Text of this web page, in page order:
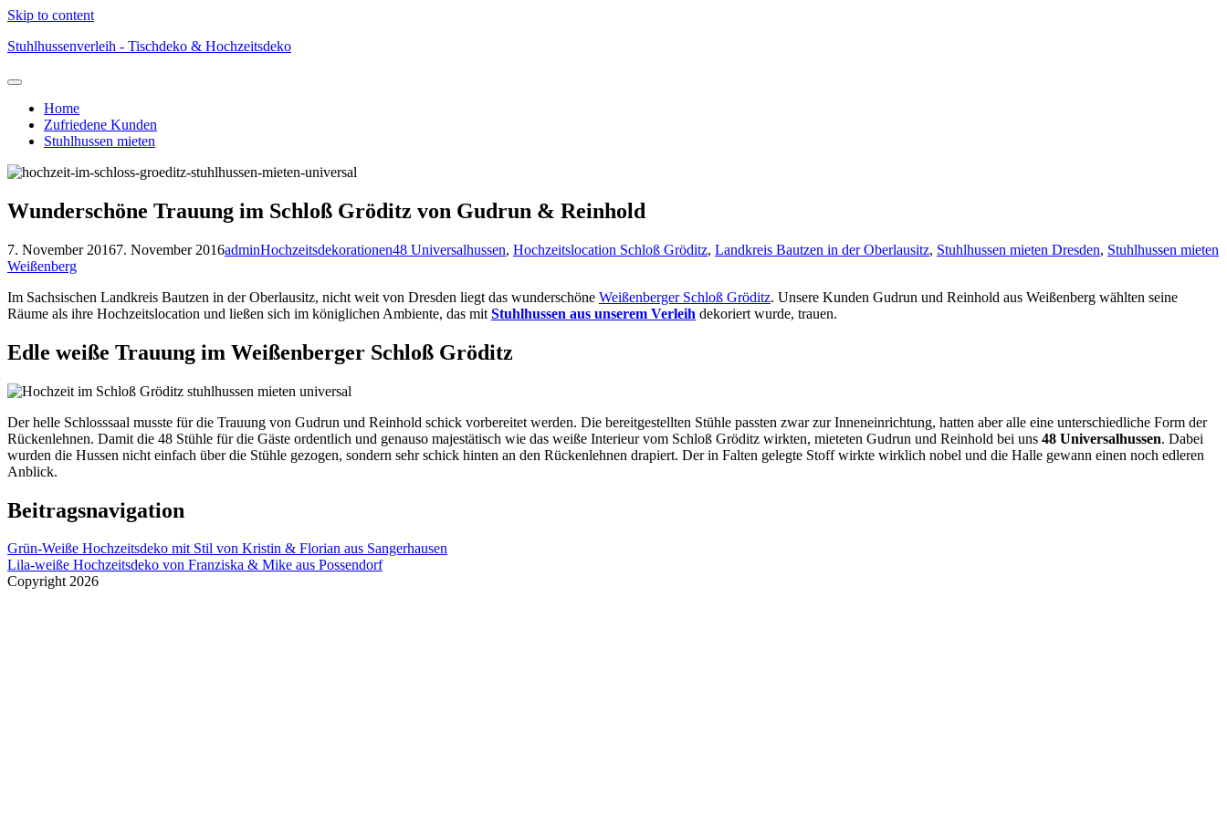
Skip to content
Stuhlhussenverleih - Tischdeko & Hochzeitsdeko
Home
Zufriedene Kunden
Stuhlhussen mieten
Wunderschöne Trauung im Schloß Gröditz von Gudrun & Reinhold
7. November 20167. November 2016adminHochzeitsdekorationen48 Universalhussen, Hochzeitslocation Schloß Gröditz, Landkreis Bautzen in der Oberlausitz, Stuhlhussen mieten Dresden, Stuhlhussen mieten
Weißenberg
Im Sachsischen Landkreis Bautzen in der Oberlausitz, nicht weit von Dresden liegt das wunderschöne Weißenberger Schloß Gröditz. Unsere Kunden Gudrun und Reinhold aus Weißenberg wählten seine
Räume als ihre Hochzeitslocation und ließen sich im königlichen Ambiente, das mit Stuhlhussen aus unserem Verleih dekoriert wurde, trauen.
Edle weiße Trauung im Weißenberger Schloß Gröditz
Der helle Schlosssaal musste für die Trauung von Gudrun und Reinhold schick vorbereitet werden. Die bereitgestellten Stühle passten zwar zur Inneneinrichtung, hatten aber alle eine unterschiedliche Form der
Rückenlehnen. Damit die 48 Stühle für die Gäste ordentlich und genauso majestätisch wie das weiße Interieur vom Schloß Gröditz wirkten, mieteten Gudrun und Reinhold bei uns 48 Universalhussen. Dabei
wurden die Hussen nicht einfach über die Stühle gezogen, sondern sehr schick hinten an den Rückenlehnen drapiert. Der in Falten gelegte Stoff wirkte wirklich nobel und die Halle gewann einen noch edleren
Anblick.
Beitragsnavigation
Grün-Weiße Hochzeitsdeko mit Stil von Kristin & Florian aus Sangerhausen
Lila-weiße Hochzeitsdeko von Franziska & Mike aus Possendorf
Copyright 2026